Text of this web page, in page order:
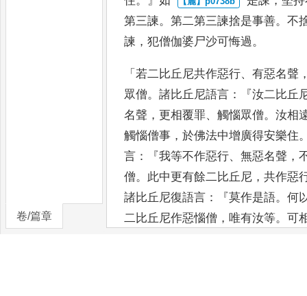
卷/篇章
第三諫。第二第三諫捨是事善。不
諫 ，犯僧伽婆尸沙可悔過。
「若二比丘尼共作惡行、有惡名聲
眾僧。諸比丘尼語言 ：『汝二比丘
名聲 ，更相覆罪、觸惱眾僧。汝相
觸惱僧事 ，於佛法中增廣得安樂住
言 ：『我等不作惡行、無惡名聲 ，
僧。 此中更有餘二比丘 尼 ，共作惡
諸比丘尼復語言 ：『莫作是語。何
二比丘尼作惡惱僧 ，唯有汝等。可